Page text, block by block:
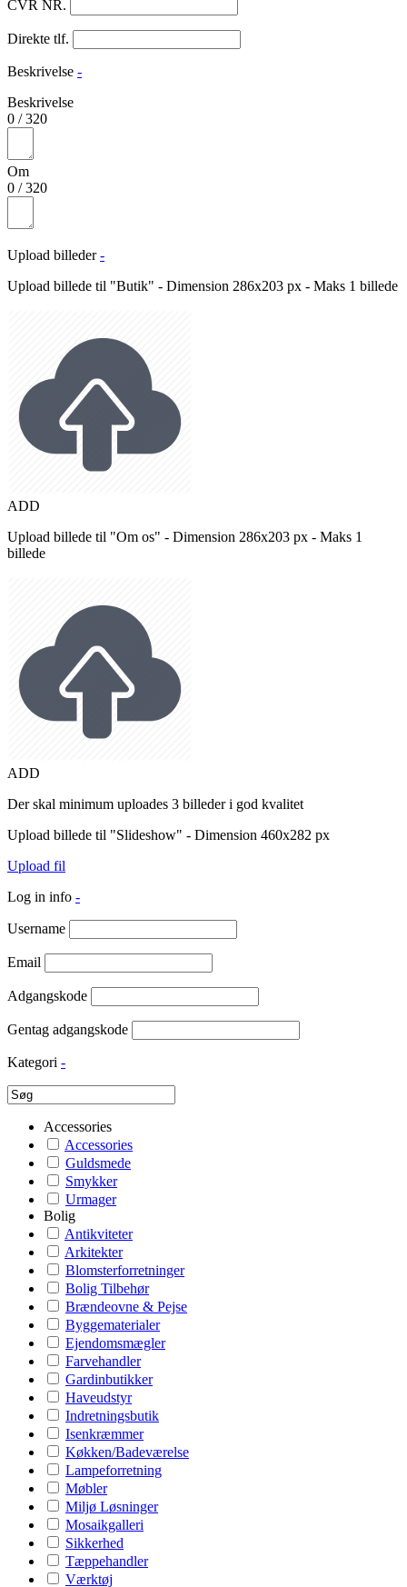
CVR NR.
Direkte tlf.
Beskrivelse -
Beskrivelse
0 /320
Om
0 /320
Upload billeder -
Upload billede til "Butik" - Dimension 286x203 px - Maks 1 billede
ADD
Upload billede til "Om os" - Dimension 286x203 px - Maks 1
billede
ADD
Der skal minimum uploades 3 billeder i god kvalitet
Upload billede til "Slideshow" - Dimension 460x282 px
Upload fil
Log in info -
Username
Email
Adgangskode
Gentag adgangskode
Kategori -
Accessories
Accessories
Guldsmede
Smykker
Urmager
Bolig
Antikviteter
Arkitekter
Blomsterforretninger
Bolig Tilbehør
Brændeovne & Pejse
Byggematerialer
Ejendomsmægler
Farvehandler
Gardinbutikker
Haveudstyr
Indretningsbutik
Isenkræmmer
Køkken/Badeværelse
Lampeforretning
Møbler
Miljø Løsninger
Mosaikgalleri
Sikkerhed
Tæppehandler
Værktøj